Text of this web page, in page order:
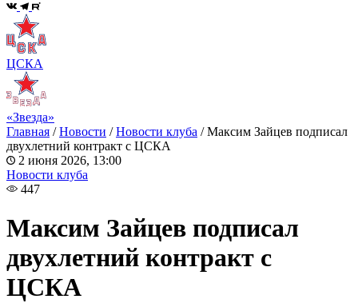
ЦСКА
«Звезда»
Главная /Новости /Новости клуба /Максим Зайцев подписал
двухлетний контракт с ЦСКА
2 июня 2026, 13:00
Новости клуба
447
Максим Зайцев подписал
двухлетний контракт с
ЦСКА